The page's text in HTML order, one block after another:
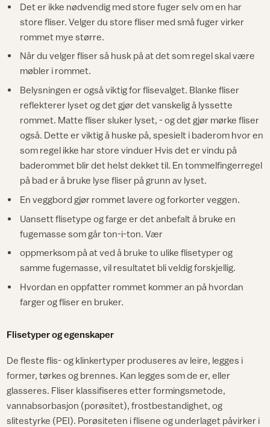
Det er ikke nødvendig med store fuger selv om en har
store fliser. Velger du store fliser med små fuger virker
rommet mye større.
Når du velger fliser så husk på at det som regel skal være
møbler i rommet.
Belysningen er også viktig for flisevalget. Blanke fliser
reflekterer lyset og det gjør det vanskelig å lyssette
rommet. Matte fliser sluker lyset, - og det gjør mørke fliser
også. Dette er viktig å huske på, spesielt i baderom hvor en
som regel ikke har store vinduer Hvis det er vindu på
baderommet blir det helst dekket til. En tommelfingerregel
på bad er å bruke lyse fliser på grunn av lyset.
En veggbord gjør rommet lavere og forkorter veggen.
Uansett flisetype og farge er det anbefalt å bruke en
fugemasse som går ton-i-ton. Vær
oppmerksom på at ved å bruke to ulike flisetyper og
samme fugemasse, vil resultatet bli veldig forskjellig.
Hvordan en oppfatter rommet kommer an på hvordan
farger og fliser en bruker.
Flisetyper og egenskaper
De fleste flis- og klinkertyper produseres av leire, legges i
former, tørkes og brennes. Kan legges som de er, eller
glasseres. Fliser klassifiseres etter formingsmetode,
vannabsorbasjon (porøsitet), frostbestandighet, og
slitestyrke (PEI). Porøsiteten i flisene og underlaget påvirker i